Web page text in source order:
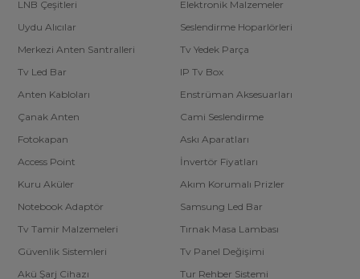
LNB Çeşitleri
Elektronik Malzemeler
Uydu Alıcılar
Seslendirme Hoparlörleri
Merkezi Anten Santralleri
Tv Yedek Parça
Tv Led Bar
IP Tv Box
Anten Kabloları
Enstrüman Aksesuarları
Çanak Anten
Cami Seslendirme
Fotokapan
Askı Aparatları
Access Point
İnvertör Fiyatları
Kuru Aküler
Akım Korumalı Prizler
Notebook Adaptör
Samsung Led Bar
Tv Tamir Malzemeleri
Tırnak Masa Lambası
Güvenlik Sistemleri
Tv Panel Değişimi
Akü Şarj Cihazı
Tur Rehber Sistemi